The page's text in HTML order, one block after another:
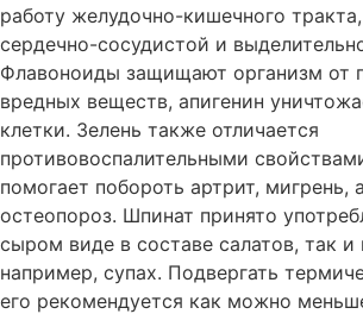
работу желудочно-кишечного
сердечно-сосудистой и
Флавоноиды защищают организм от
вредных веществ, апигенин
клетки. Зелень также отличается
противовоспалительными
помогает побороть артрит, мигрень,
остеопороз. Шпинат принято
сыром виде в составе салатов, так
например, супах. Подвергать
его рекомендуется как можно